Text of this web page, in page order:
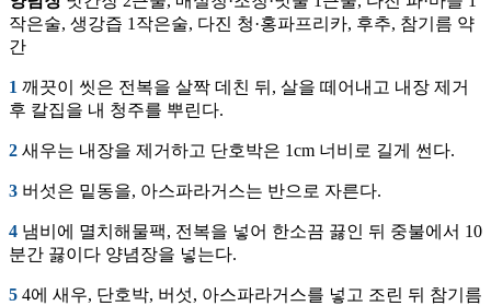
작은술, 생강즙 1작은술, 다진 청·홍파프리카, 후추, 참기름 약
간
1 깨끗이 씻은 전복을 살짝 데친 뒤, 살을 떼어내고 내장 제거
후 칼집을 내 청주를 뿌린다.
2 새우는 내장을 제거하고 단호박은 1cm 너비로 길게 썬다.
3 버섯은 밑동을, 아스파라거스는 반으로 자른다.
4 냄비에 멸치해물팩, 전복을 넣어 한소끔 끓인 뒤 중불에서 10
분간 끓이다 양념장을 넣는다.
5 4에 새우, 단호박, 버섯, 아스파라거스를 넣고 조린 뒤 참기름